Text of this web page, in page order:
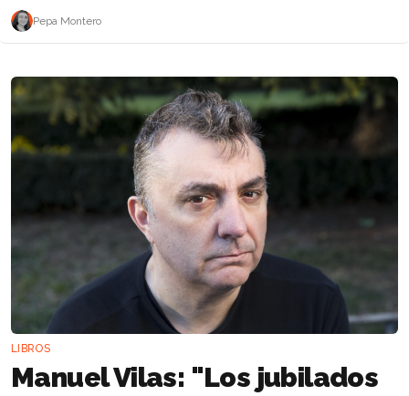
Pepa Montero
LIBROS
Manuel Vilas: "Los jubilados